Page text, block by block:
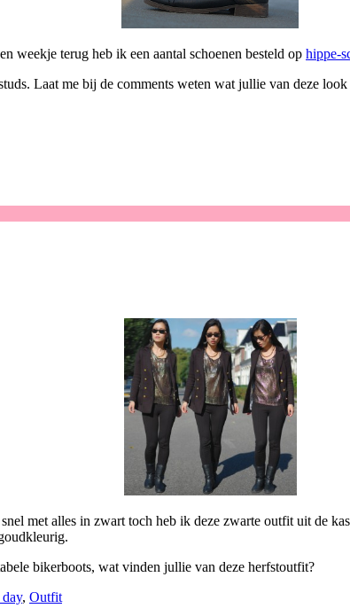
weekje terug heb ik een aantal schoenen besteld op hippe-
Laat me bij de comments weten wat jullie van deze
met alles in zwart toch heb ik deze zwarte outfit uit de
bikerboots, wat vinden jullie van deze herfstoutfit?
, Outfit